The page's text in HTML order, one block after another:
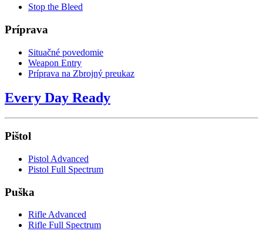
Stop the Bleed
Príprava
Situačné povedomie
Weapon Entry
Príprava na Zbrojný preukaz
Every Day Ready
Pištol
Pistol Advanced
Pistol Full Spectrum
Puška
Rifle Advanced
Rifle Full Spectrum